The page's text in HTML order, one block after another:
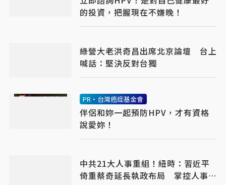
的投資，把握現在不嫌晚！
綠營大老洪奇昌出席北京論壇 台上
喊話：堅決反對台獨
PR・台灣癌症基金會
伴侶和妳一起預防HPV，才有資格
說愛妳！
中共21大人事重組！紐時：習近平
倚重蔡奇延長執政布局 掌控人事與